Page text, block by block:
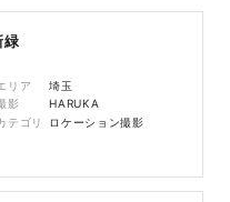
緑
リア
埼玉
影
HARUKA
テゴリ
ロケーション撮影